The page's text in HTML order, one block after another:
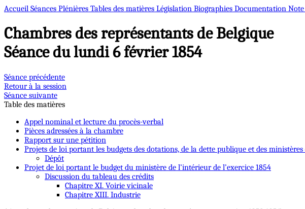
Accueil Séances Plénières Tables des matières Législation Biographies Documentation
Chambres des représentants de Belgique
Séance du lundi 6 février 1854
Séance précédente
Retour à la session
Séance suivante
Table des matières
Appel nominal et lecture du procès-verbal
Pièces adressées à la chambre
Rapport sur une pétition
Projets de loi portant les budgets des dotations, de la dette publique et des
Dépôt
Projet de loi portant le budget du ministère de l’intérieur de l’exercice 1854
Discussion du tableau des crédits
Chapitre XI. Voirie vicinale
Chapitre XIII. Industrie